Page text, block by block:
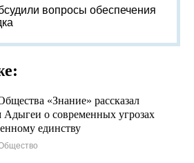
вопросы обеспечения
«Знание» рассказал
Адыгеи о современных угрозах
единству